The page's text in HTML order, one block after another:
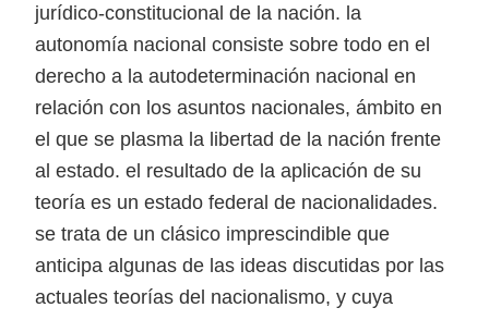
jurídico-constitucional de la nación. la
autonomía nacional consiste sobre todo en el
derecho a la autodeterminación nacional en
relación con los asuntos nacionales, ámbito en
el que se plasma la libertad de la nación frente
al estado. el resultado de la aplicación de su
teoría es un estado federal de nacionalidades.
se trata de un clásico imprescindible que
anticipa algunas de las ideas discutidas por las
actuales teorías del nacionalismo, y cuya